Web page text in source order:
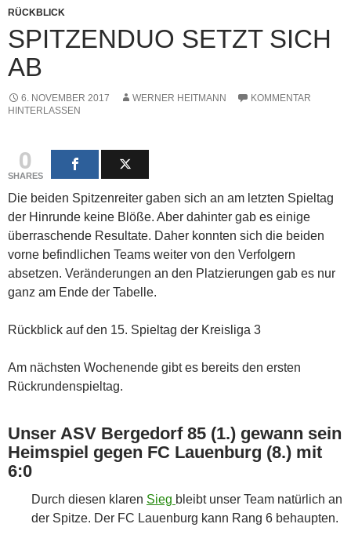
RÜCKBLICK
SPITZENDUO SETZT SICH
AB
6. NOVEMBER 2017 WERNER HEITMANN
KOMMENTAR
HINTERLASSEN
0
SHARES
Die beiden Spitzenreiter gaben sich an am letzten Spieltag
der Hinrunde keine Blöße. Aber dahinter gab es einige
überraschende Resultate. Daher konnten sich die beiden
vorne befindlichen Teams weiter von den Verfolgern
absetzen. Veränderungen an den Platzierungen gab es nur
ganz am Ende der Tabelle.
Rückblick auf den 15. Spieltag der Kreisliga 3
Am nächsten Wochenende gibt es bereits den ersten
Rückrundenspieltag.
Unser ASV Bergedorf 85 (1.) gewann sein
Heimspiel gegen FC Lauenburg (8.) mit
6:0
Durch diesen klaren Sieg bleibt unser Team natürlich an
der Spitze. Der FC Lauenburg kann Rang 6 behaupten.